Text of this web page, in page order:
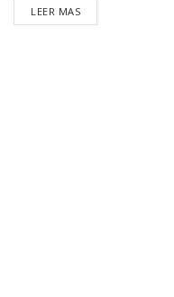
LEER MASDETAILS